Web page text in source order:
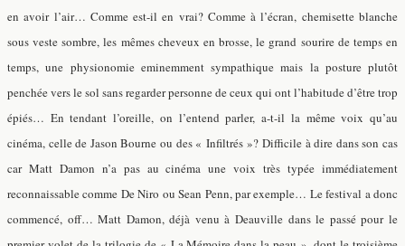
en avoir l’air… Comme est-il en vrai? Comme à l’écran, chemisette blanche
sous veste sombre, les mêmes cheveux en brosse, le grand sourire de temps en
temps, une physionomie eminemment sympathique mais la posture plutôt
penchée vers le sol sans regarder personne de ceux qui ont l’habitude d’être trop
épiés… En tendant l’oreille, on l’entend parler, a-t-il la même voix qu’au
cinéma, celle de Jason Bourne ou des « Infiltrés »? Difficile à dire dans son cas
car Matt Damon n’a pas au cinéma une voix très typée immédiatement
reconnaissable comme De Niro ou Sean Penn, par exemple… Le festival a donc
commencé, off… Matt Damon, déjà venu à Deauville dans le passé pour le